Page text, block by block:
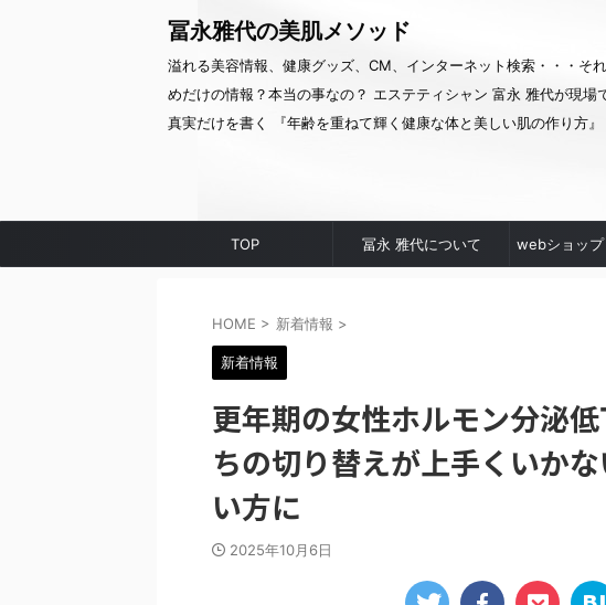
冨永雅代の美肌メソッド
溢れる美容情報、健康グッズ、CM、インターネット検索・・・そ
めだけの情報？本当の事なの？ エステティシャン 富永 雅代が現場
真実だけを書く 『年齢を重ねて輝く健康な体と美しい肌の作り方』
TOP 冨永 雅代について webショッ
HOME > 新着情報 >
新着情報
更年期の女性ホルモン分泌
ちの切り替えが上手くいか
い方に
2025年10月6日